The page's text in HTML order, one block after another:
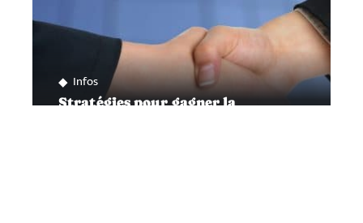
Infos
Stratégies pour gagner la